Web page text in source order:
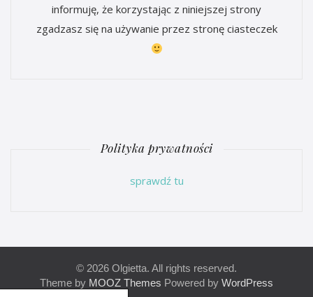
informuję, że korzystając z niniejszej strony
zgadzasz się na używanie przez stronę ciasteczek
Polityka prywatności
sprawdź tu
© 2026 Olgietta. All rights reserved.
Theme by MOOZ Themes Powered by WordPress